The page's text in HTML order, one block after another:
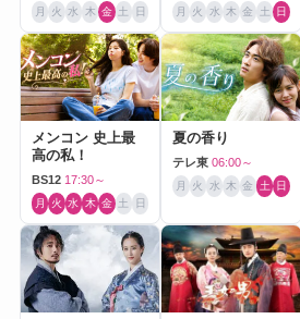
月 火 水 木 金 土 日 月 火 水 木 金 土 日
メンコン 史上最
高の私！
BS12 17:30～
月 火 水 木 金 土 日
夏の香り
テレ東 06:00～
月 火 水 木 金 土 日